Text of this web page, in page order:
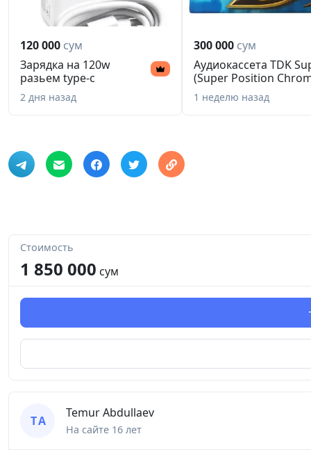
120 000 сум
Зарядка на 120w
разьем type-c
2 дня назад
300 000 сум
Аудиокассета TDK
(Super Position
1 неделю назад
Стоимость
1 850 000 сум
T А
Temur Аbdullaev
На сайте 16 лет